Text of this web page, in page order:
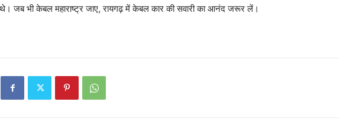
थे। जब भी केबल महाराष्ट्र जाए, रायगढ़ में केबल कार की सवारी का आनंद जरूर लें।